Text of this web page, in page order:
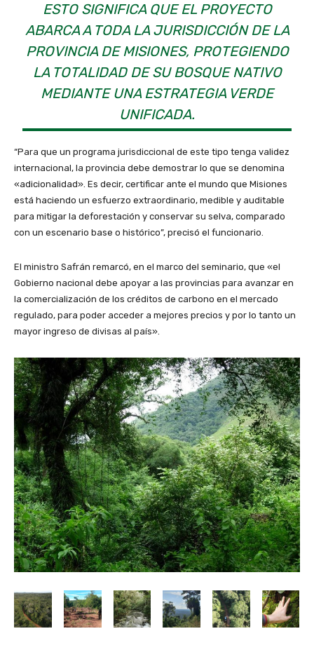
ESTO SIGNIFICA QUE EL PROYECTO
ABARCA A TODA LA JURISDICCIÓN DE LA
PROVINCIA DE MISIONES, PROTEGIENDO
LA TOTALIDAD DE SU BOSQUE NATIVO
MEDIANTE UNA ESTRATEGIA VERDE
UNIFICADA.
“Para que un programa jurisdiccional de este tipo tenga validez
internacional, la provincia debe demostrar lo que se denomina
«adicionalidad». Es decir, certificar ante el mundo que Misiones
está haciendo un esfuerzo extraordinario, medible y auditable
para mitigar la deforestación y conservar su selva, comparado
con un escenario base o histórico”, precisó el funcionario.
El ministro Safrán remarcó, en el marco del seminario, que «el
Gobierno nacional debe apoyar a las provincias para avanzar en
la comercialización de los créditos de carbono en el mercado
regulado, para poder acceder a mejores precios y por lo tanto un
mayor ingreso de divisas al país».